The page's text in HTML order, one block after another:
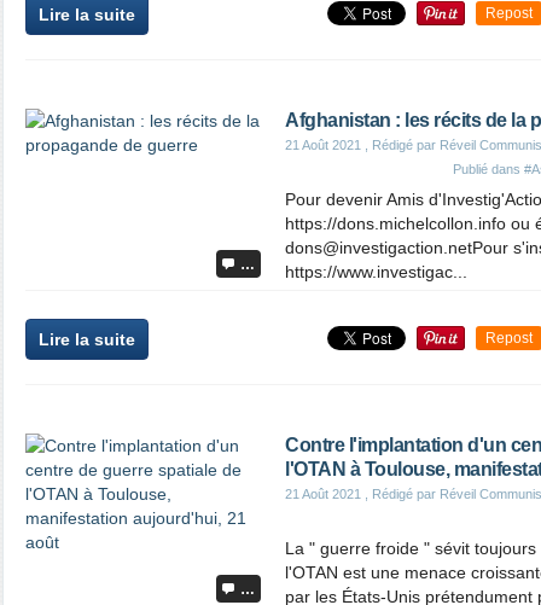
Lire la suite Repost
…
Afghanistan : les récits de la
21 Août 2021
, Rédigé par Réveil
Publié dans
Pour devenir Amis
https://dons.michelcollon.info​​​​​ ou
dons@investigaction.netPour
https://www.investigac...
Lire la suite Repost
…
Contre l'implantation d'un
l'OTAN à Toulouse,
21 Août 2021 , Rédigé par Réveil
La " guerre froide " sévit
l'OTAN est une menace
par les États-Unis